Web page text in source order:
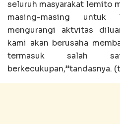
seluruh masyarakat lemito
masing-masing
mengurangi aktvitas
kami akan berusaha
termasuk salah
berkecukupan,”tandasnya.